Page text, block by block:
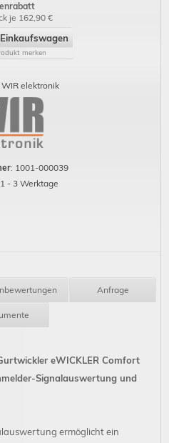
je 162,90 €
merken
WIR elektronik
: 1001-000039
- 3 Werktage
Anfrage
eWICKLER Comfort
Signalauswertung und
ermöglicht ein